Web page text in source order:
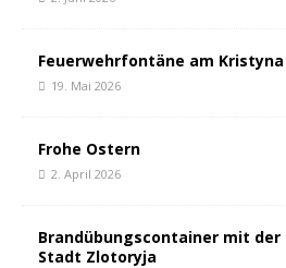
Feuerwehrfontäne am Kristyna
19. Mai 2026
Frohe Ostern
2. April 2026
Brandübungscontainer mit
Stadt Zlotoryja